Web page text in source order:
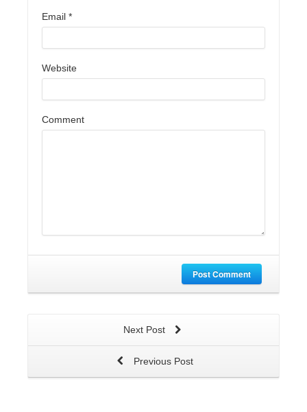
Email *
Website
Comment
Post Comment
Next Post
Previous Post